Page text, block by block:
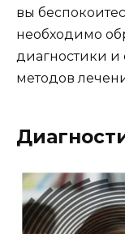
вы
необходимо
диагностики
методов